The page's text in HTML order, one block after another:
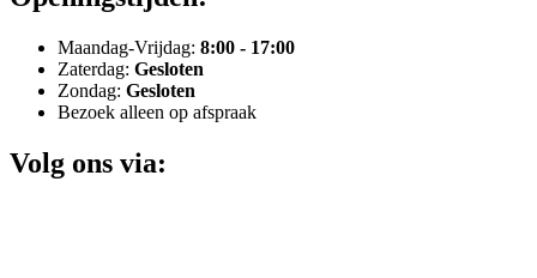
Maandag-Vrijdag: 8:00 - 17:00
Zaterdag: Gesloten
Zondag: Gesloten
Bezoek alleen op afspraak
Volg ons via: